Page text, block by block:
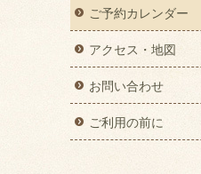
ご予約カレンダー
アクセス・地図
お問い合わせ
ご利用の前に